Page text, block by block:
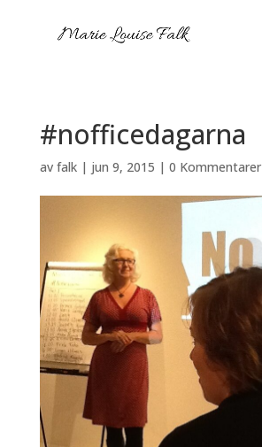
#nofficedagarna
av falk| jun 9, 2015 | 0 Kommentarer